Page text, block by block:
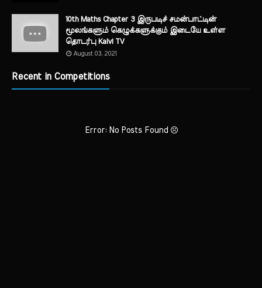
10th Maths Chapter 3 இருபடிச் சமன்பாட்டின்
மூலங்களும் கெழுக்களுக்கும் இடையே உள்ள
தொடர்பு Kalvi TV
August 03, 2021
Recent in Competitions
Error: No Posts Found